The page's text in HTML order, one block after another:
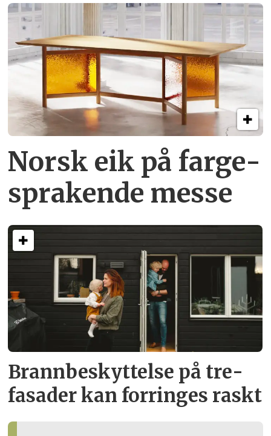
Norsk eik på farge­
sprakende messe
Brann­beskyttelse på tre­
fasader kan forringes raskt